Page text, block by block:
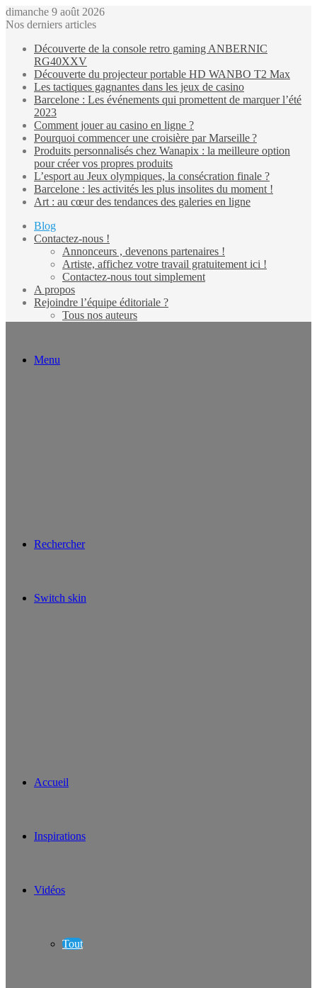
dimanche 9 août 2026
Nos derniers articles
Découverte de la console retro gaming ANBERNIC
RG40XXV
Découverte du projecteur portable HD WANBO T2 Max
Les tactiques gagnantes dans les jeux de casino
Barcelone : Les événements qui promettent de marquer l’été
2023
Comment jouer au casino en ligne ?
Pourquoi commencer une croisière par Marseille ?
Produits personnalisés chez Wanapix : la meilleure option
pour créer vos propres produits
L’esport au Jeux olympiques, la consécration finale ?
Barcelone : les activités les plus insolites du moment !
Art : au cœur des tendances des galeries en ligne
Blog
Contactez-nous !
Annonceurs , devenons partenaires !
Artiste, affichez votre travail gratuitement ici !
Contactez-nous tout simplement
A propos
Rejoindre l’équipe éditoriale ?
Tous nos auteurs
Menu
Rechercher
Switch skin
Accueil
Inspirations
Vidéos
Tout